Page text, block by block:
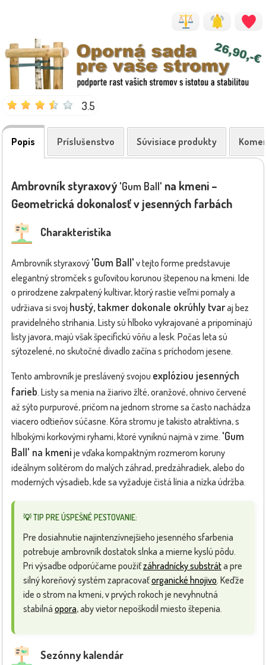
3.5
Popis Príslušenstvo Súvisiace produkty
Ambrovník styraxový'Gum Ball' na kmeni –
Geometrická dokonalosť v jesenných farbách
Charakteristika
Ambrovník styraxový 'Gum Ball' v tejto forme predstavuje
elegantný stromček s guľovitou korunou štepenou na kmeni. Ide
o prirodzene zakrpatený kultivar, ktorý rastie veľmi pomaly a
udržiava si svoj hustý, takmer dokonale okrúhly tvaraj bez
pravidelného strihania. Listy sú hlboko vykrajované a pripomínajú
listy javora, majú však špecifickú vôňu a lesk. Počas leta sú
sýtozelené, no skutočné divadlo začína s príchodom jesene.
Tento ambrovník je preslávený svojou explóziou jesenných
farieb. Listy sa menia na žiarivo žlté, oranžové, ohnivo červené
až sýto purpurové, pričom na jednom strome sa často nachádza
viacero odtieňov súčasne. Kôra stromu je takisto atraktívna, s
hlbokými korkovými ryhami, ktoré vyniknú najmä v zime. 'Gum
Ball' na kmeni je vďaka kompaktným rozmerom koruny
ideálnym solitérom do malých záhrad, predzáhradiek, alebo do
moderných výsadieb, kde sa vyžaduje čistá línia a nízka údržba.
💡 TIP PRE ÚSPEŠNÉ PESTOVANIE:
Pre dosiahnutie najintenzívnejšieho jesenného sfarbenia
potrebuje ambrovník dostatok slnka a mierne kyslú pôdu.
Pri výsadbe odporúčame použiťzáhradnícky substráta pre
silný koreňový systém zapracovaťorganické hnojivo. Keďže
ide o strom na kmeni, v prvých rokoch je nevyhnutná
stabilná opora, aby vietor nepoškodil miesto štepenia.
Sezónny kalendár